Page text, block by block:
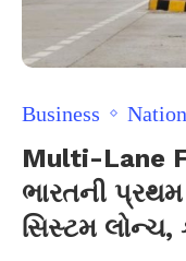
Business
Multi-Lane
ભારતની
સિસ્ટમ